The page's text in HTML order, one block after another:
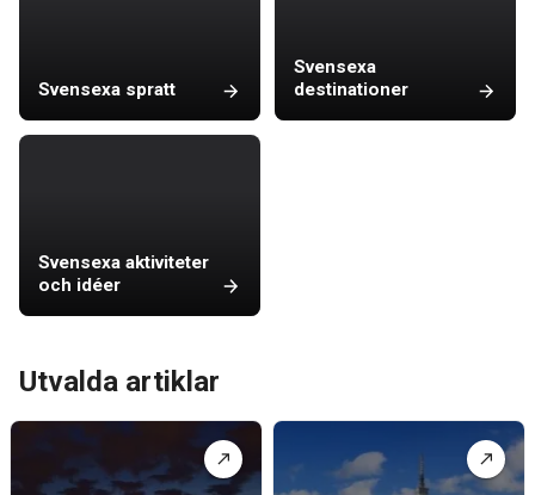
Svensexa spratt
Svensexa
destinationer
Svensexa aktiviteter
och idéer
Utvalda artiklar